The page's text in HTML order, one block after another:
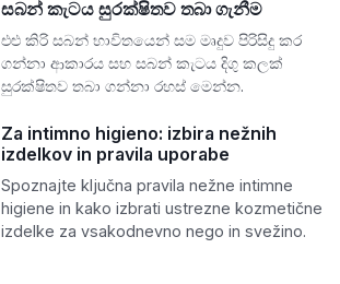
සබන් කැටය සුරක්ෂිතව තබා ගැනීම
එළු කිරි සබන් භාවිතයෙන් සම මෘදුව පිරිසිදු කර
ගන්නා ආකාරය සහ සබන් කැටය දිගු කලක්
සුරක්ෂිතව තබා ගන්නා රහස් මෙන්න.
Za intimno higieno: izbira nežnih
izdelkov in pravila uporabe
Spoznajte ključna pravila nežne intimne
higiene in kako izbrati ustrezne kozmetične
izdelke za vsakodnevno nego in svežino.